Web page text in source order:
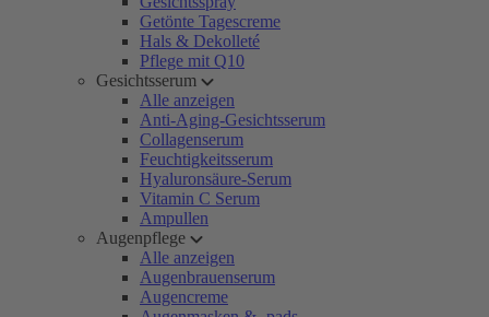
Getönte Tagescreme
Hals & Dekolleté
Pflege mit Q10
Gesichtsserum
Alle anzeigen
Anti-Aging-Gesichtsserum
Collagenserum
Feuchtigkeitsserum
Hyaluronsäure-Serum
Vitamin C Serum
Ampullen
Augenpflege
Alle anzeigen
Augenbrauenserum
Augencreme